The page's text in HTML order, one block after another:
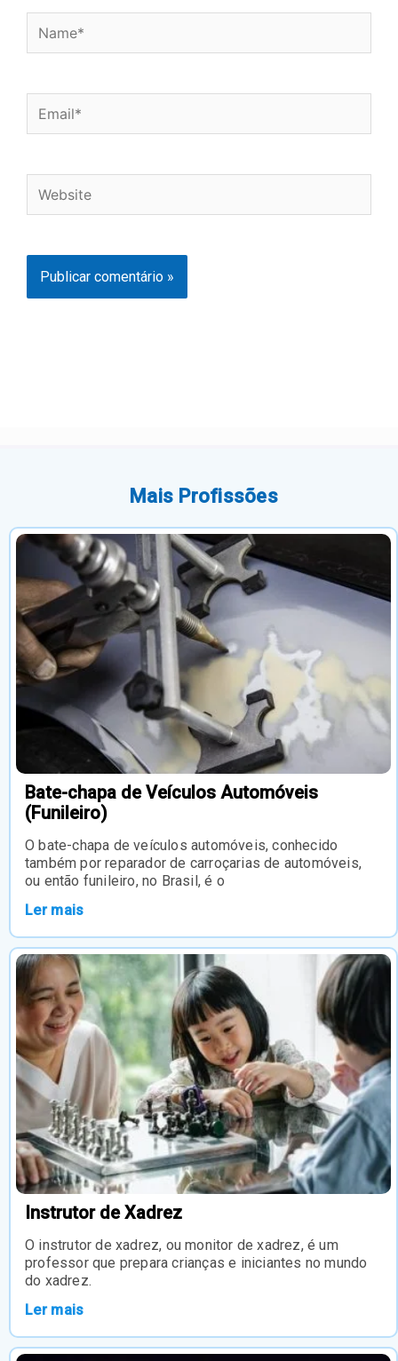
Mais Profissões
Bate-chapa de Veículos Automóveis
(Funileiro)
O bate-chapa de veículos automóveis, conhecido
também por reparador de carroçarias de automóveis,
ou então funileiro, no Brasil, é o
Ler mais
Instrutor de Xadrez
O instrutor de xadrez, ou monitor de xadrez, é um
professor que prepara crianças e iniciantes no mundo
do xadrez.
Ler mais